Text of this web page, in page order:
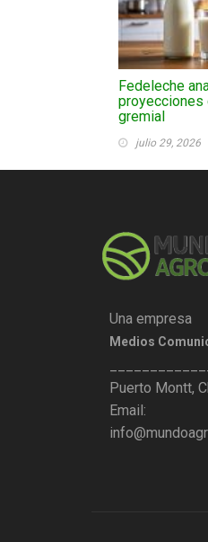
Fedeleche
proyecciones
gremial
julio 29, 2026
Una empresa
Medios
Puerto Montt,
Email: